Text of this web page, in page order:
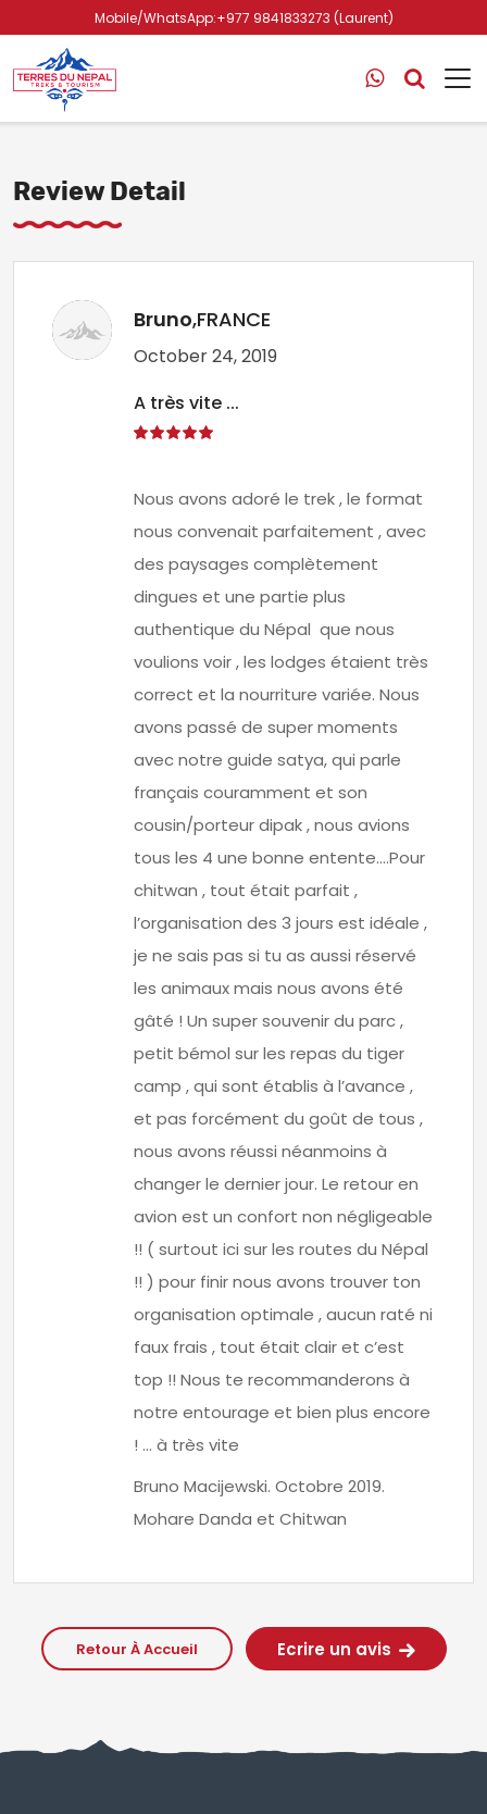
Mobile/WhatsApp:+977 9841833273 (Laurent)
Review Detail
Bruno,FRANCE
October 24, 2019
A très vite ...
Nous avons adoré le trek , le format
nous convenait parfaitement , avec
des paysages complètement
dingues et une partie plus
authentique du Népal que nous
voulions voir , les lodges étaient très
correct et la nourriture variée. Nous
avons passé de super moments
avec notre guide satya, qui parle
français couramment et son
cousin/porteur dipak , nous avions
tous les 4 une bonne entente….Pour
chitwan , tout était parfait ,
l’organisation des 3 jours est idéale ,
je ne sais pas si tu as aussi réservé
les animaux mais nous avons été
gâté ! Un super souvenir du parc ,
petit bémol sur les repas du tiger
camp , qui sont établis à l’avance ,
et pas forcément du goût de tous ,
nous avons réussi néanmoins à
changer le dernier jour. Le retour en
avion est un confort non négligeable
!! ( surtout ici sur les routes du Népal
!! ) pour finir nous avons trouver ton
organisation optimale , aucun raté ni
faux frais , tout était clair et c’est
top !! Nous te recommanderons à
notre entourage et bien plus encore
! … à très vite
Bruno Macijewski. Octobre 2019.
Mohare Danda et Chitwan
Retour À Accueil Ecrire un avis